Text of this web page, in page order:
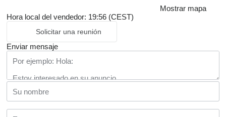
Mostrar mapa
Hora local del vendedor: 19:56 (CEST)
Solicitar una reunión
Enviar mensaje